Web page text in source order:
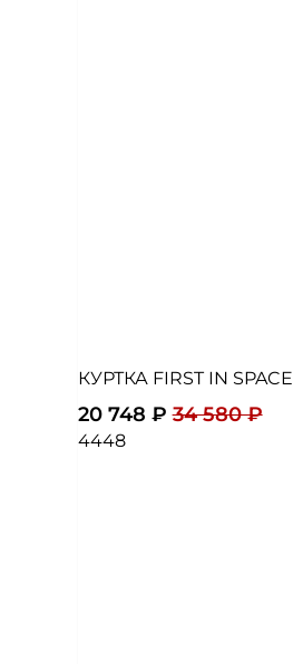
КУРТКА FIRST IN SPACE
20 748 ₽ 34 580 ₽
4448